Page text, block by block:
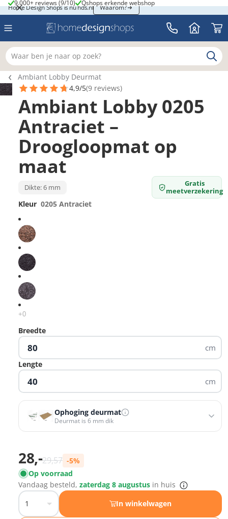
Home Design Shops is nu hds.nl
Home Design Shops is nu hds.nl Waarom?
9.000+ reviews (9/10)
9.000+ reviews (9/10) Qshops erkende webshop
Qshops erkende webshop
Waar ben je naar op zoek?
Breadcrumb navigatie
Ambiant Lobby Deurmat
4,9/5(9 reviews)
Ambiant Lobby 0205
Antraciet –
Droogloopmat op
maat
Dikte: 6 mm
Gratis
meetverzekering
Kleur 0205 Antraciet
Breedte
cm
Lengte
cm
Ophoging deurmat
Deurmat is 6 mm dik
€5,84 voor 80 x 40
Opvulmat 5 mm
€8,08 voor 80 x 40 −
Prijs met korting
28,- -5%
Normale prijs
29,57
Op voorraad
Vandaag besteld, zaterdag 8 augustus in huis
In winkelwagen